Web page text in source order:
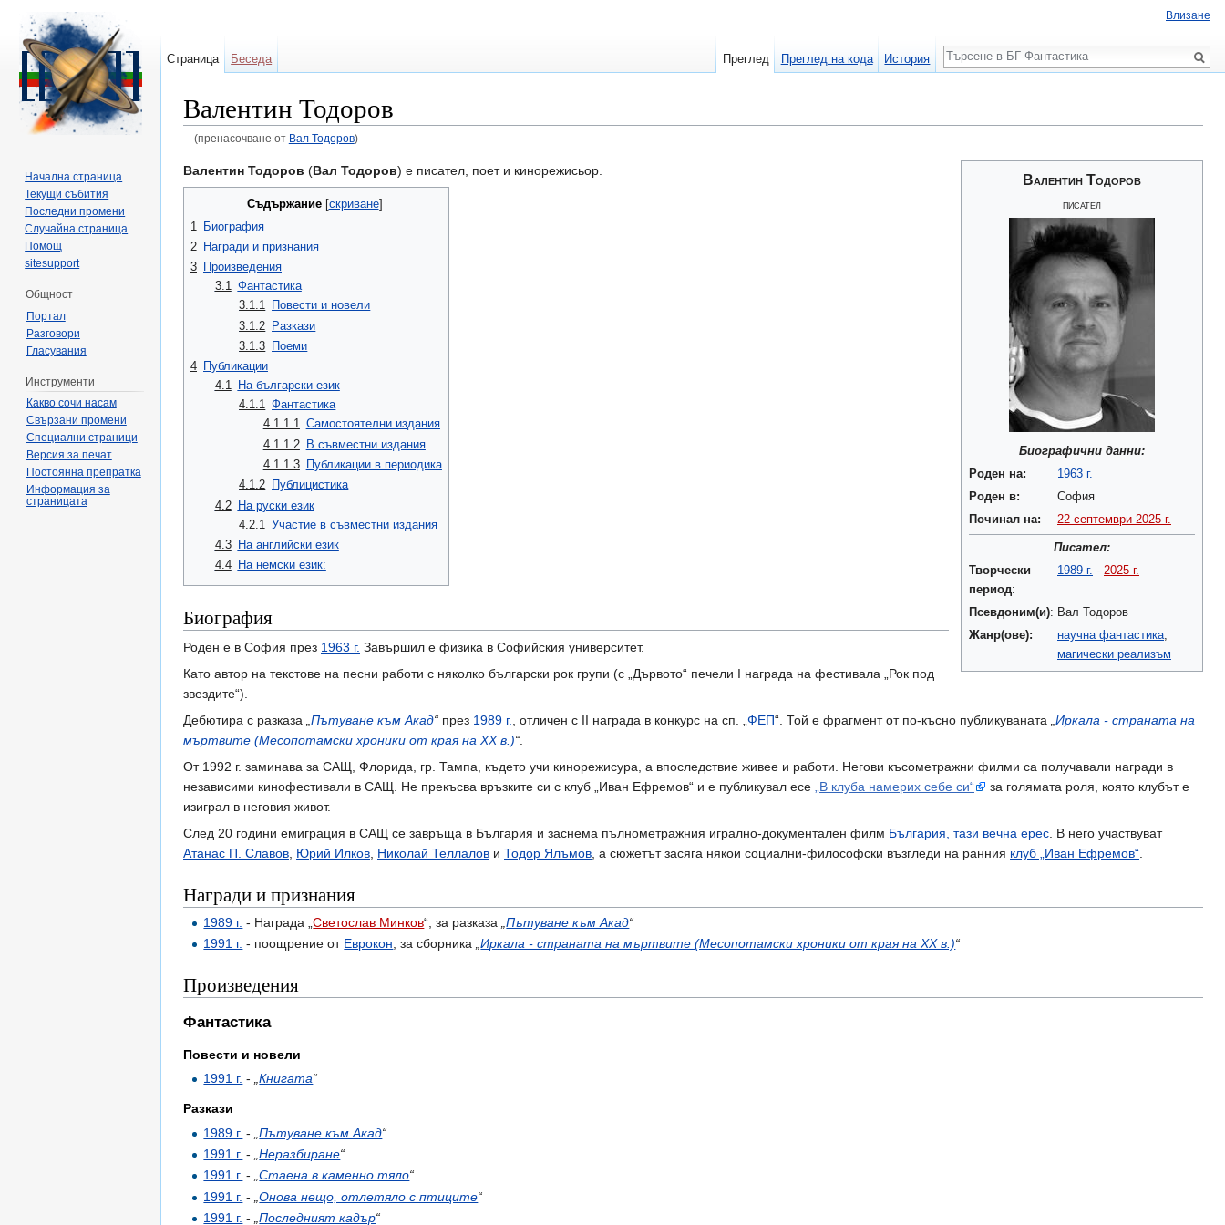
Валентин Тодоров
(пренасочване от Вал Тодоров)
Валентин Тодоров
писател
Биографични данни:
Роден на:
1963 г.
Роден в:
София
Починал на:
22 септември 2025 г.
Писател:
Творчески
период:
1989 г. - 2025 г.
Псевдоним(и): Вал Тодоров
Жанр(ове):
научна фантастика
магически реализъм
Валентин Тодоров (Вал Тодоров) е писател, поет и кинорежисьор.
Съдържание[скриване]
1
Биография
2 Награди и признания
3 Произведения
3.1 Фантастика
3.1.1 Повести и новели
3.1.2 Разкази
3.1.3 Поеми
4 Публикации
4.1
На български език
4.1.1 Фантастика
4.1.1.1 Самостоятелни издания
4.1.1.2 В съвместни издания
4.1.1.3
Публикации в периодика
4.1.2 Публицистика
4.2 На руски език
4.2.1
Участие в съвместни издания
4.3
На английски език
4.4
На немски език:
Биография
Роден е в София през 1963 г. Завършил е физика в Софийския университет.
Като автор на текстове на песни работи с няколко български рок групи (с „Дървото“ печели І награда на фестивала „Рок под
звездите“).
Дебютира с разказа
Пътуване към Акад“ през 1989 г. , отличен с ІІ награда в конкурс на сп. „ ФЕП“. Той е фрагмент от по-късно публикуваната
Иркала - страната на
мъртвите (Месопотамски хроники от края на ХХ в.)“
От 1992 г. заминава за САЩ, Флорида, гр. Тампа, където учи кинорежисура, а впоследствие живее и работи. Негови късометражни филми са получавали награди в
независими кинофестивали в САЩ. Не прекъсва връзките си с клуб „Иван Ефремов“ и е публикувал есе
„В клуба намерих себе си“
за голямата роля, която клубът е
изиграл в неговия живот.
След 20 години емиграция в САЩ се завръща в България и заснема пълнометражния игрално-документален филм България, тази вечна ерес . В него участвуват
Атанас П. Славов Юрий Илков Николай Теллалов и Тодор Ялъмов , а сюжетът засяга някои социални-философски възгледи на ранния клуб „Иван Ефремов“
Награди и признания
1989 г. - Награда „Светослав Минков“, за разказа „Пътуване към Акад“
1991 г. - поощрение от Еврокон, за сборника„Иркала - страната на мъртвите (Месопотамски хроники от края на ХХ в.)“
Произведения
Фантастика
Повести и новели
1991 г. -„Книгата“
Разкази
1989 г. - „Пътуване към Акад“
1991 г. - „Неразбиране“
1991 г. -„Стаена в каменно тяло“
1991 г. - „Онова нещо, отлетяло с птиците“
1991 г. -„Последният кадър“
Влизане
Страница Беседа Преглед Преглед на кода История
Търсене
Начална страница
Текущи събития
Последни промени
Случайна страница
Помощ
sitesupport
Общност
Портал
Разговори
Гласувания
Инструменти
Какво сочи насам
Свързани промени
Специални страници
Версия за печат
Постоянна препратка
Информация за
страницата